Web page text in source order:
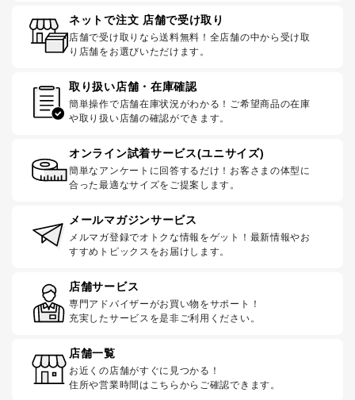
ネットで注文 店舗で受け取り
店舗で受け取りなら送料無料！全店舗の中から受け取
り店舗をお選びいただけます。
取り扱い店舗・在庫確認
簡単操作で店舗在庫状況がわかる！ご希望商品の在庫
や取り扱い店舗の確認ができます。
オンライン試着サービス(ユニサイズ)
簡単なアンケートに回答するだけ！お客さまの体型に
合った最適なサイズをご提案します。
メールマガジンサービス
メルマガ登録でオトクな情報をゲット！最新情報やお
すすめトピックスをお届けします。
店舗サービス
専門アドバイザーがお買い物をサポート！
充実したサービスを是非ご利用ください。
店舗一覧
お近くの店舗がすぐに見つかる！
住所や営業時間はこちらからご確認できます。